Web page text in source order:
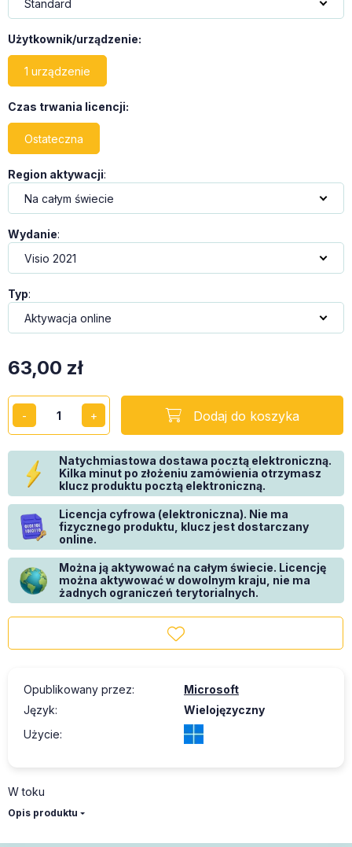
Użytkownik/urządzenie:
1 urządzenie
Czas trwania licencji:
Ostateczna
Region aktywacji:
Wydanie:
Typ:
63,00 zł
Dodaj do koszyka
Natychmiastowa dostawa pocztą elektroniczną.
Kilka minut po złożeniu zamówienia otrzymasz
klucz produktu pocztą elektroniczną.
Licencja cyfrowa (elektroniczna). Nie ma
fizycznego produktu, klucz jest dostarczany
online.
Można ją aktywować na całym świecie. Licencję
można aktywować w dowolnym kraju, nie ma
żadnych ograniczeń terytorialnych.
Opublikowany przez:
Microsoft
Język:
Wielojęzyczny
Użycie:
W toku
Opis produktu